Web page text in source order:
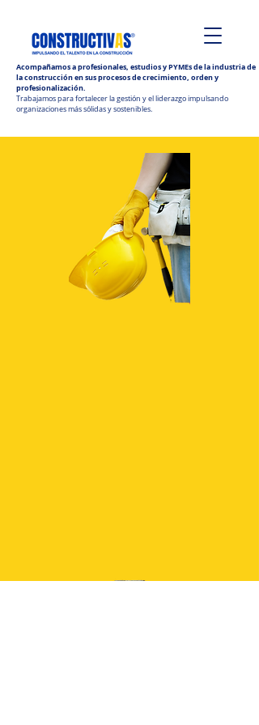
Acompañamos a profesionales, estudios y PYMEs de la industria de
la construcción en sus procesos de crecimiento, orden y
profesionalización.
Trabajamos para fortalecer la gestión y el liderazgo impulsando
organizaciones más sólidas y sostenibles.